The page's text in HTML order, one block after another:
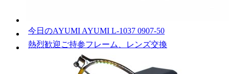
今日のAYUMI AYUMI L-1037 0907-50
熱烈歓迎ご持参フレーム、レンズ交換